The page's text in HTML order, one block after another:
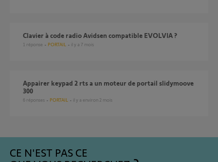
Clavier à code radio Avidsen compatible EVOLVIA ?
1 réponse PORTAIL il y a 7 mois
Appairer keypad 2 rts a un moteur de portail slidymoove
300
6 réponses PORTAIL il y a environ 2 mois
CE N'EST PAS CE